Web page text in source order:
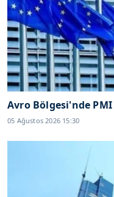
Avro Bölgesi'nde
05 Ağustos 2026 15:30